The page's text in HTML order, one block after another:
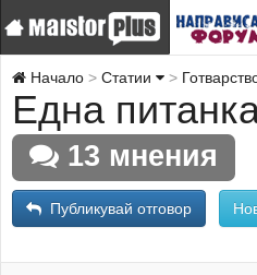
Начало Статии
Една
13 мнения
Публикувай отговор